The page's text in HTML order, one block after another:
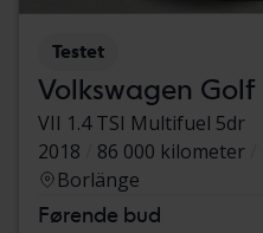
Testet
Volkswagen Golf
VII 1.4 TSI Multifuel 5dr
2018
86 000 kilometer
Borlänge
Førende bud